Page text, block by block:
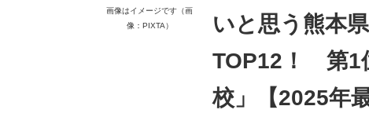
ITエンジニア向け専門サイト 企業向けIT製品
モノづくり技術者専門サイト エレクトロニク
画像はイメージです（画
像：PIXTA）
いと思う熊本
TOP12！ 第1
校」【2025年